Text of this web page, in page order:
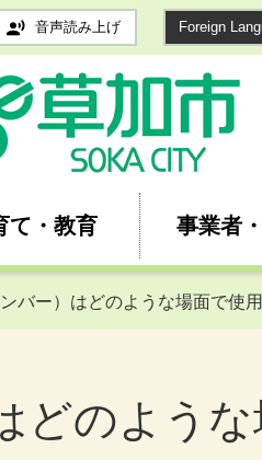
音声読み上げ Foreign
て・教育 事業者
バー）はどのような場面で使
どのよう